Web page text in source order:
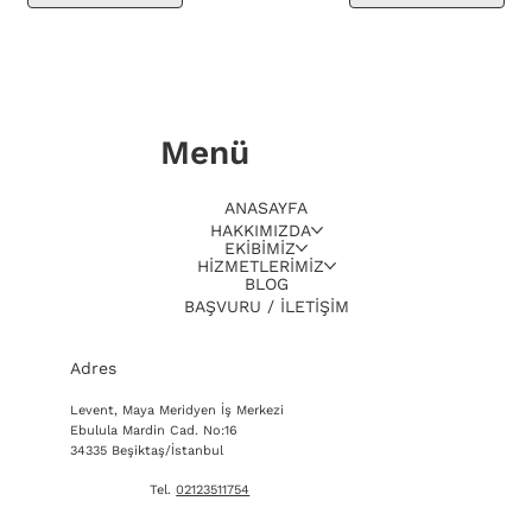
Menü
ANASAYFA
HAKKIMIZDA
EKİBİMİZ
HİZMETLERİMİZ
BLOG
BAŞVURU / İLETİŞİM
Adres
Levent, Maya Meridyen İş Merkezi
Ebulula Mardin Cad. No:16
34335 Beşiktaş/İstanbul
Tel.02123511754